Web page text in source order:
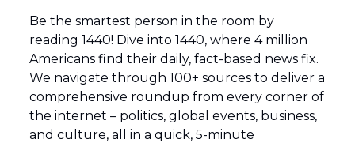
Be the smartest person in the room by
reading 1440! Dive into 1440, where 4 million
Americans find their daily, fact-based news fix.
We navigate through 100+ sources to deliver a
comprehensive roundup from every corner of
the internet – politics, global events, business,
and culture, all in a quick, 5-minute